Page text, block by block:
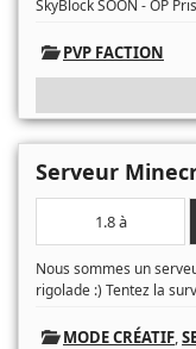
SkyBlock SOON - OP
PVP FACTION
Serveur
1.8 à
Nous sommes un
rigolade :) Tentez la
MODE CRÉATIF,